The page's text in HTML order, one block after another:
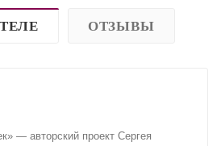
ОТЗЫВЫ
— авторский проект Сергея